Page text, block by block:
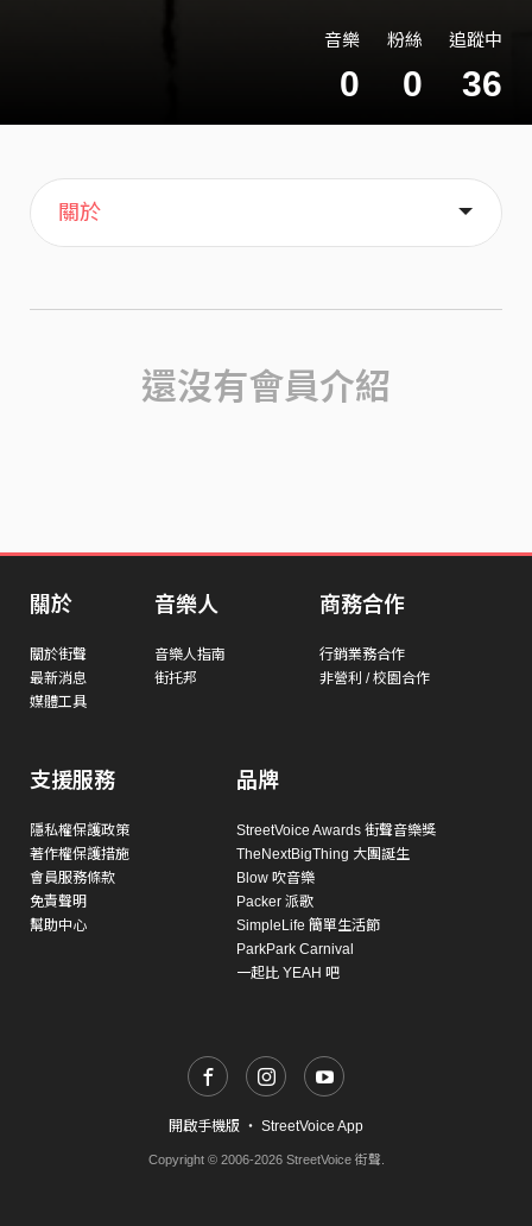
音樂
0
粉絲
0
追蹤中
36
主頁
歌單
喜歡
關於
還沒有會員介紹
關於
關於街聲
最新消息
媒體工具
音樂人
音樂人指南
街托邦
商務合作
行銷業務合作
非營利 / 校園合作
支援服務
隱私權保護政策
著作權保護措施
會員服務條款
免責聲明
幫助中心
品牌
StreetVoice Awards 街聲音樂獎
TheNextBigThing 大團誕生
Blow 吹音樂
Packer 派歌
SimpleLife 簡單生活節
ParkPark Carnival
一起比 YEAH 吧
開啟手機版 ・ StreetVoice App
Copyright © 2006-2026 StreetVoice 街聲.